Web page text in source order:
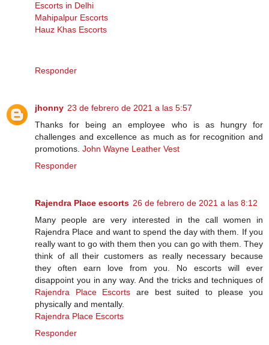
Escorts in Delhi
Mahipalpur Escorts
Hauz Khas Escorts
Responder
jhonny 23 de febrero de 2021 a las 5:57
Thanks for being an employee who is as hungry for
challenges and excellence as much as for recognition and
promotions. John Wayne Leather Vest
Responder
Rajendra Place escorts 26 de febrero de 2021 a las 8:12
Many people are very interested in the call women in
Rajendra Place and want to spend the day with them. If you
really want to go with them then you can go with them. They
think of all their customers as really necessary because
they often earn love from you. No escorts will ever
disappoint you in any way. And the tricks and techniques of
Rajendra Place Escorts are best suited to please you
physically and mentally.
Rajendra Place Escorts
Responder